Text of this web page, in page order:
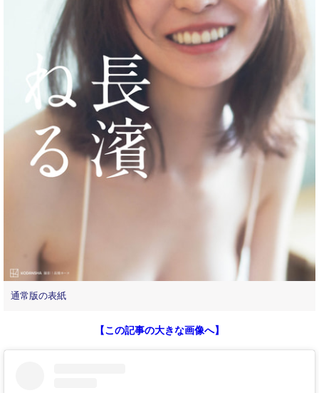
通常版の表紙
【この記事の大きな画像へ】